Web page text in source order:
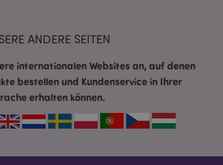
ANDERE SEITEN
internationalen Websites an, auf denen
bestellen und Kundenservice in Ihrer
erhalten können.